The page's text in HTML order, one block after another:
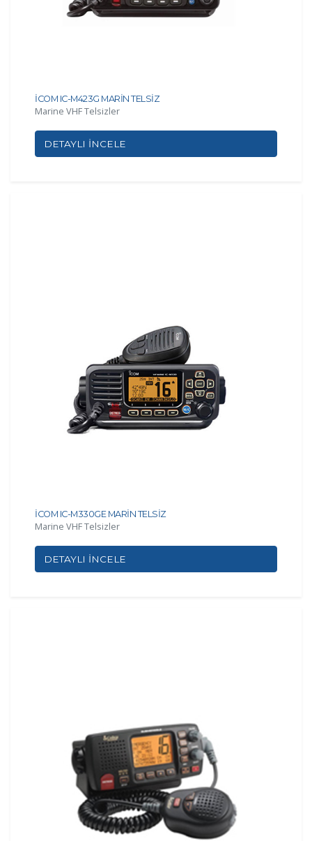
İCOM IC-M423G MARİN TELSİZ
Marine VHF Telsizler
DETAYLI İNCELE
İCOM IC-M330GE MARİN TELSİZ
Marine VHF Telsizler
DETAYLI İNCELE